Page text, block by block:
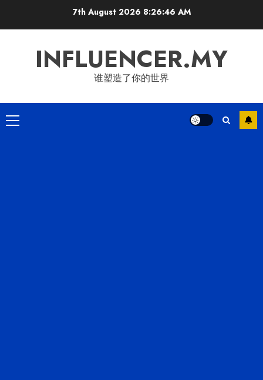
7th August 2026 8:26:47 AM
INFLUENCER.MY
谁塑造了你的世界
Primary